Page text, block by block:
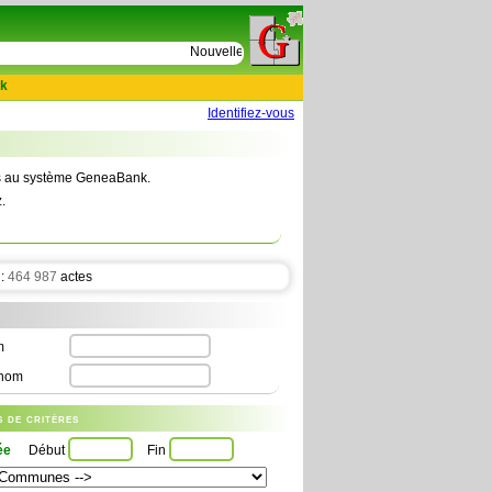
Nouvelles tables : 664 actes de D Le Cercueil
Identifiez-vous
au système GeneaBank.
464 987 actes
de critères
Début Fin